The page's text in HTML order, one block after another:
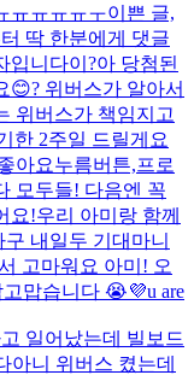
ㅠㅠㅠㅠㅜ이쁜 글,
딱 한분에게 댓글
입니다이?아 당첨된
😊? 위버스가 알아서
위버스가 책임지고
한 2주일 드릴게요
아요누름버튼,프로
모두들! 다음엔 꼭
요!우리 아미랑 함께
내일두 기대마니
고마워요 아미! 오
고맙습니다 😭💜u are
일어났는데 빌보드
아니 위버스 켰는데